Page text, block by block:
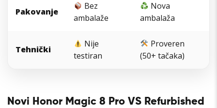
Pakovanje
Bez
ambalaže
Nova
ambalaža
Tehnički
Nije
testiran
Proveren
(50+ tačaka)
Novi Honor Magic 8 Pro VS Refurbished